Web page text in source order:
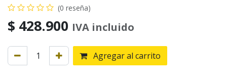
(0 reseña)
$ 428.900 IVA incluido
Agregar al carrito